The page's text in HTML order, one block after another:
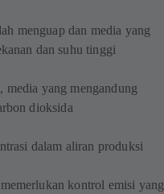
menguap dan media yang
dan suhu tinggi
media yang mengandung
dioksida
dalam aliran produksi
kontrol emisi yang